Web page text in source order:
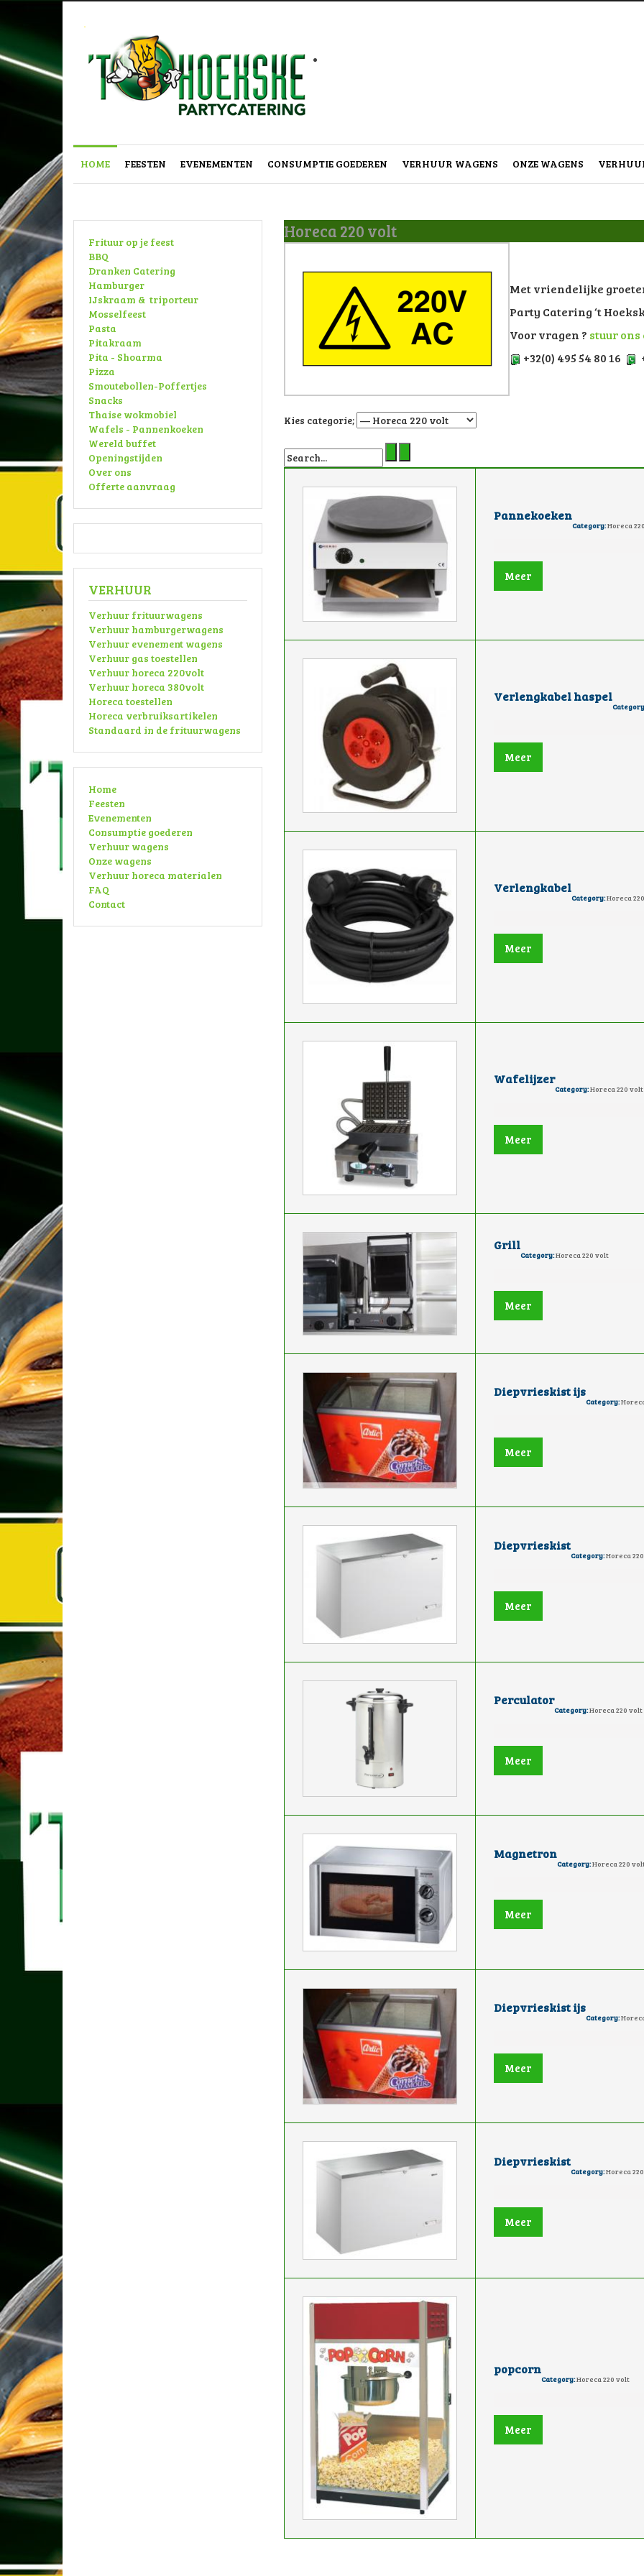
.
HOME FEESTEN EVENEMENTEN CONSUMPTIE GOEDEREN VERHUUR WAGENS ONZE WAGENS
Frituur op je feest
BBQ
Dranken Catering
Hamburger
IJskraam & triporteur
Mosselfeest
Pasta
Pitakraam
Pita - Shoarma
Pizza
Smoutebollen-Poffertjes
Snacks
Thaise wokmobiel
Wafels - Pannenkoeken
Wereld buffet
Openingstijden
Over ons
Offerte aanvraag
VERHUUR
Verhuur frituurwagens
Verhuur hamburgerwagens
Verhuur evenement wagens
Verhuur gas toestellen
Verhuur horeca 220volt
Verhuur horeca 380volt
Horeca toestellen
Horeca verbruiksartikelen
Standaard in de frituurwagens
Home
Feesten
Evenementen
Consumptie goederen
Verhuur wagens
Onze wagens
Verhuur horeca materialen
FAQ
Contact
Horeca 220 volt
Met vriendelijke
Party Catering ‘t
Voor vragen ? stuur
+32(0) 495 54 80 16
Kies categorie;
Pannekoeken
Category:Horeca
Meer
Verlengkabel haspel
Meer
Verlengkabel
Category:Horeca
Meer
Wafelijzer
Category:Horeca 220 volt
Meer
Grill
Category:Horeca 220 volt
Meer
Diepvrieskist ijs
Category:
Meer
Diepvrieskist
Category:Horeca
Meer
Perculator
Category:Horeca 220 volt
Meer
Magnetron
Category:Horeca 220
Meer
Diepvrieskist ijs
Category:
Meer
Diepvrieskist
Category:Horeca
Meer
popcorn
Category:Horeca 220 volt
Meer